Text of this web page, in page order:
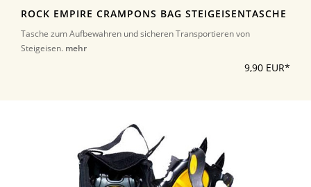
ROCK EMPIRE CRAMPONS BAG STEIGEISENTASCHE
Tasche zum Aufbewahren und sicheren Transportieren von
Steigeisen. mehr
9,90 EUR*